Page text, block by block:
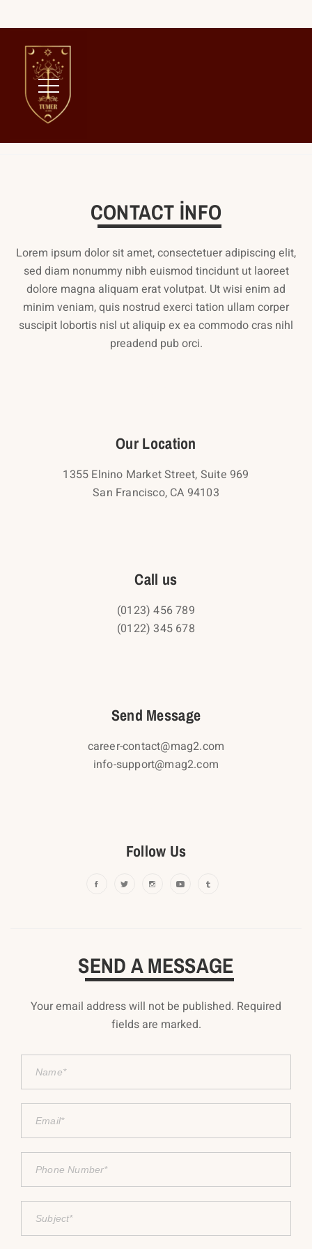
CONTACT INFO
Lorem ipsum dolor sit amet, consectetuer adipiscing elit,
sed diam nonummy nibh euismod tincidunt ut laoreet
dolore magna aliquam erat volutpat. Ut wisi enim ad
minim veniam, quis nostrud exerci tation ullam corper
suscipit lobortis nisl ut aliquip ex ea commodo cras nihl
preadend pub orci.
Our Location
1355 Elnino Market Street, Suite 969
San Francisco, CA 94103
Call us
(0123) 456 789
(0122) 345 678
Send Message
career-contact@mag2.com
info-support@mag2.com
Follow Us
SEND A MESSAGE
Your email address will not be published. Required
fields are marked.